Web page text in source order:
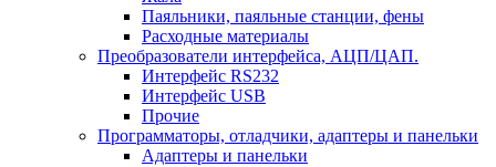
Паяльники, паяльные станции, фены
Расходные материалы
Преобразователи интерфейса, АЦП/ЦАП.
Интерфейс RS232
Интерфейс USB
Прочие
Программаторы, отладчики, адаптеры и панельки
Адаптеры и панельки